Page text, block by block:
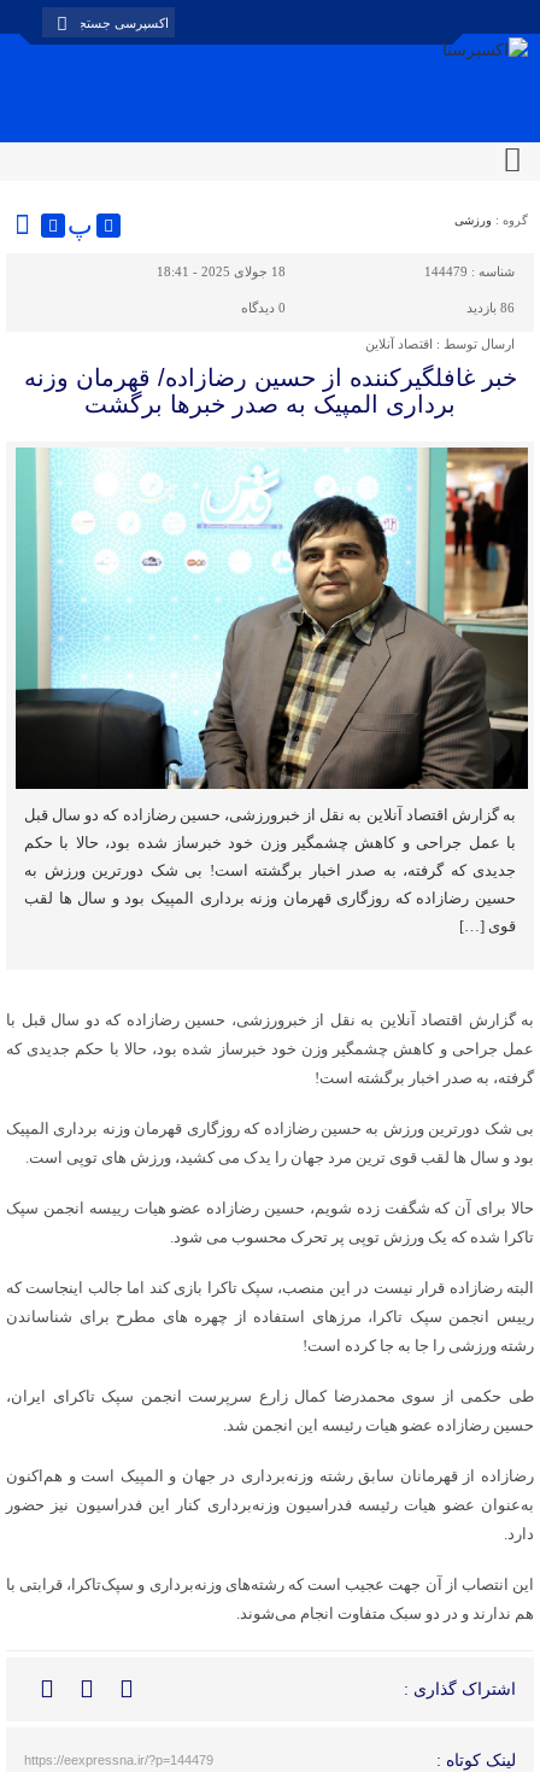
گروه : ورزشی پ
شناسه : 144479 18 جولای 2025 - 18:41
86 بازدید 0 دیدگاه
ارسال توسط : اقتصاد آنلاین
خبر غافلگیرکننده از حسین رضازاده/ قهرمان وزنه
برداری المپیک به صدر خبرها برگشت
به گزارش اقتصاد آنلاین به نقل از خبرورزشی، حسین رضازاده که دو سال قبل
با عمل جراحی و کاهش چشمگیر وزن خود خبرساز شده بود، حالا با حکم
جدیدی که گرفته، به صدر اخبار برگشته است! بی شک دورترین ورزش به
حسین رضازاده که روزگاری قهرمان وزنه برداری المپیک بود و سال ها لقب
قوی […]
به گزارش اقتصاد آنلاین به نقل از خبرورزشی، حسین رضازاده که دو سال قبل با
عمل جراحی و کاهش چشمگیر وزن خود خبرساز شده بود، حالا با حکم جدیدی که
گرفته، به صدر اخبار برگشته است!
بی شک دورترین ورزش به حسین رضازاده که روزگاری قهرمان وزنه برداری المپیک
بود و سال ها لقب قوی ترین مرد جهان را یدک می کشید، ورزش های توپی است.
حالا برای آن که شگفت زده شویم، حسین رضازاده عضو هیات رییسه انجمن سپک
تاکرا شده که یک ورزش توپی پر تحرک محسوب می شود.
البته رضازاده قرار نیست در این منصب، سپک تاکرا بازی کند اما جالب اینجاست که
رییس انجمن سپک تاکرا، مرزهای استفاده از چهره های مطرح برای شناساندن
رشته ورزشی را جا به جا کرده است!
طی حکمی از سوی محمدرضا کمال زارع سرپرست انجمن سپک تاکرای ایران،
حسین رضازاده عضو هیات رئیسه این انجمن شد.
رضازاده از قهرمانان سابق رشته وزنه‌برداری در جهان و المپیک است و هم‌اکنون
به‌عنوان عضو هیات رئیسه فدراسیون وزنه‌برداری کنار این فدراسیون نیز حضور
دارد.
این انتصاب از آن جهت عجیب است که رشته‌های وزنه‌برداری و سپک‌تاکرا، قرابتی با
هم ندارند و در دو سبک متفاوت انجام می‌شوند.
اشتراک گذاری :
لینک کوتاه : https://eexpressna.ir/?p=144479